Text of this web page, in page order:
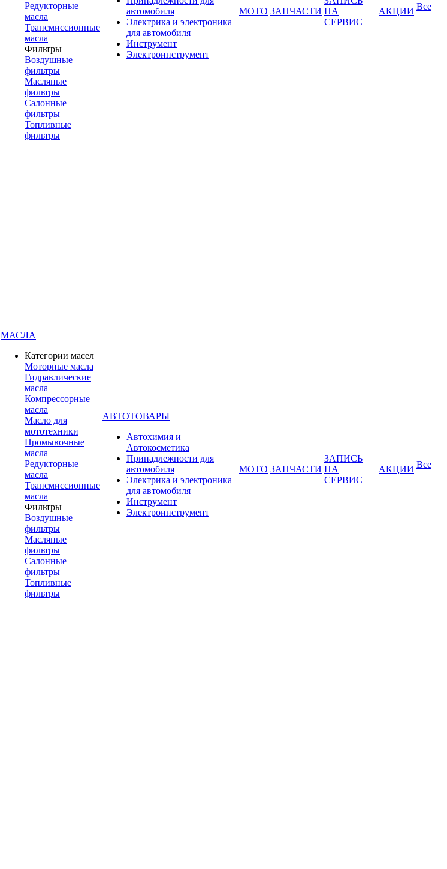
Редукторные
масла
Трансмиссионные
масла
Фильтры
Воздушные
фильтры
Масляные
фильтры
Салонные
фильтры
Топливные
фильтры
автомобиля
Электрика и электроника
для автомобиля
Инструмент
Электроинструмент
МОТО ЗАПЧАСТИ НА
СЕРВИС
АКЦИИ Все
МАСЛА
Категории масел
Моторные масла
Гидравлические
масла
Компрессорные
масла
Масло для
мототехники
Промывочные
масла
Редукторные
масла
Трансмиссионные
масла
Фильтры
Воздушные
фильтры
Масляные
фильтры
Салонные
фильтры
Топливные
фильтры
АВТОТОВАРЫ
Автохимия и
Автокосметика
Принадлежности для
автомобиля
Электрика и электроника
для автомобиля
Инструмент
Электроинструмент
МОТО ЗАПЧАСТИ
ЗАПИСЬ
НА
СЕРВИС
АКЦИИ Все